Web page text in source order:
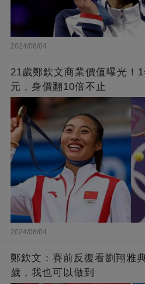
2024/08/04
21歲鄭欽文商業價值曝光！
元，身價翻10倍不止
2024/08/04
鄭欽文：賽前反復看劉翔雅
歲，我也可以做到